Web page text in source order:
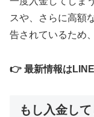
スや、さらに高額
告されているため
👉 最新情報は
もし入金し